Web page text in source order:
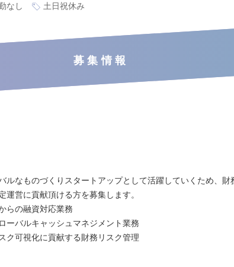
なし 土日祝休み
募集情報
ルなものづくりスタートアップとして活躍していくため、財
運営に貢献頂ける方を募集します。
らの融資対応業務
ーバルキャッシュマネジメント業務
ク可視化に貢献する財務リスク管理